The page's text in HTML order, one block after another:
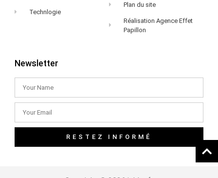
Technlogie
Plan du site
Réalisation Agence Effet
Papillon
Newsletter
RESTEZ INFORMÉ